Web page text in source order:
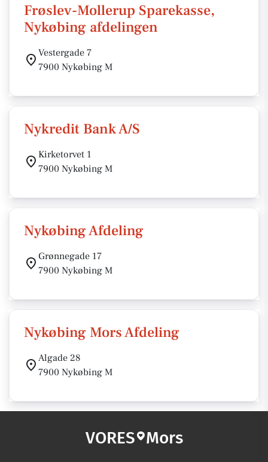
Frøslev-Mollerup Sparekasse,
Nykøbing afdelingen
Vestergade 7
7900 Nykøbing M
Nykredit Bank A/S
Kirketorvet 1
7900 Nykøbing M
Nykøbing Afdeling
Grønnegade 17
7900 Nykøbing M
Nykøbing Mors Afdeling
Algade 28
7900 Nykøbing M
VORES Mors